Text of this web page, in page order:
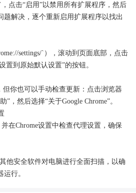
，点击“启用”以禁用所有扩展程序，然后
题解决，逐个重新启用扩展程序以找出
settings/`），滚动到页面底部，点击
置到原始默认设置”的按钮。
但你也可以手动检查更新：点击浏览器
，然后选择“关于Google Chrome”。
在Chrome设置中检查代理设置，确保
他安全软件对电脑进行全面扫描，以确
行。